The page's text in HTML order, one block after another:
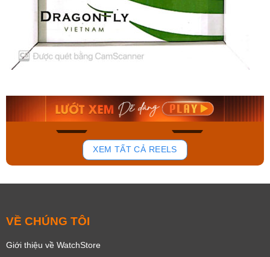
168
Mua ngay Mua ngay
XEM TẤT CẢ REELS
VỀ CHÚNG TÔI
Giới thiệu về WatchStore